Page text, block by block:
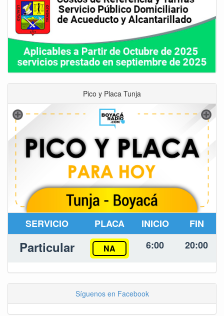
Pico y Placa Tunja
SERVICIO PLACA INICIO FIN
Particular NA 6:00 20:00
Síguenos en Facebook